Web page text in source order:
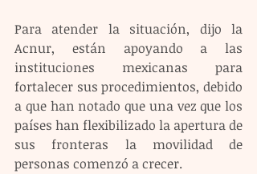
Para atender la situación, dijo la
Acnur, están apoyando a las
instituciones mexicanas para
fortalecer sus procedimientos, debido
a que han notado que una vez que los
países han flexibilizado la apertura de
sus fronteras la movilidad de
personas comenzó a crecer.